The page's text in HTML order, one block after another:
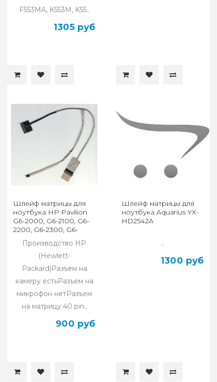
F553MA, K553M, K55..
1305 руб
Шлейф матрицы для
ноутбука HP Pavilion
G6-2000, G6-2100, G6-
2200, G6-2300, G6-
2400, G6-2500, G6-2600
Производство HP
(Hewlett-
Packard)Разъем на
камеру естьРазъем на
микрофон нетРазъем
на матрицу 40 pin..
900 руб
Шлейф матрицы для
ноутбука Aquarius YX-
HD2542A
..
1300 руб